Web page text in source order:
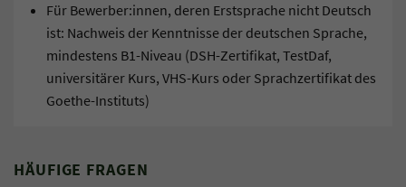
Für Bewerber:innen, deren Erstsprache nicht Deutsch
ist: Nachweis der Kenntnisse der deutschen Sprache,
mindestens B1-Niveau (DSH-Zertifikat, TestDaf,
universitärer Kurs, VHS-Kurs oder Sprachzertifikat des
Goethe-Instituts)
HÄUFIGE FRAGEN